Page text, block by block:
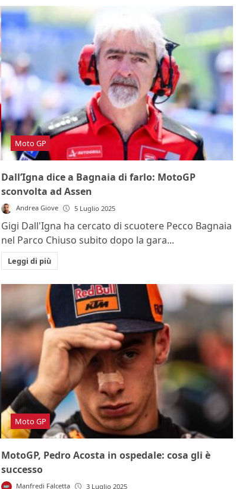
Moto GP
Dall’Igna dice a Bagnaia di farlo: MotoGP
sconvolta ad Assen
Andrea Giove 5 Luglio 2025
Gigi Dall'Igna ha cercato di scuotere Pecco Bagnaia
nel Parco Chiuso subito dopo la gara...
Leggi di più
Moto GP
MotoGP, Pedro Acosta in ospedale: cosa gli è
successo
Manfredi Falcetta 3 Luglio 2025